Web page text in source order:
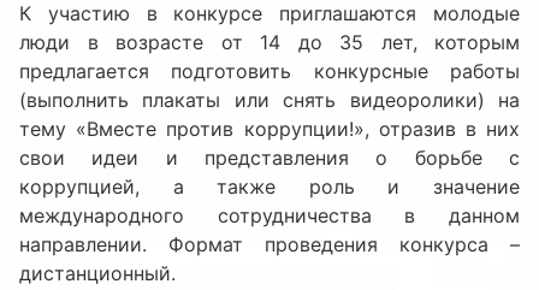
К участию в конкурсе приглашаются молодые
люди в возрасте от 14 до 35 лет, которым
предлагается подготовить конкурсные работы
(выполнить плакаты или снять видеоролики) на
тему «Вместе против коррупции!», отразив в них
свои идеи и представления о борьбе с
коррупцией, а также роль и значение
международного сотрудничества в данном
направлении. Формат проведения конкурса –
дистанционный.